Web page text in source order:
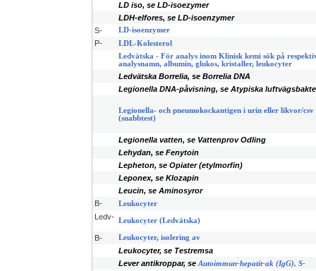
LD iso, se LD-isoezymer
LDH-elfores, se LD-isoenzymer
S-
LD-isoenzymer
P-
LDL-Kolesterol
Ledvätska - För analys inom Klinisk kemi sök på
analysnamn, albumin, glukos, kristaller, leukocyter
Ledvätska Borrelia, se Borrelia DNA
Legionella DNA-påvisning, se Atypiska
Legionella- och pneumokockantigen i urin eller likvor/csv
(snabbtest)
Legionella vatten, se Vattenprov Odling
Lehydan, se Fenytoin
Lepheton, se Opiater (etylmorfin)
Leponex, se Klozapin
Leucin, se Aminosyror
B-
Leukocyter
Ledv- Leukocyter (Ledvätska)
B- Leukocyter, isolering av
Leukocyter, se Testremsa
Lever antikroppar, se Autoimmun-hepatit-ak (IgG), S-